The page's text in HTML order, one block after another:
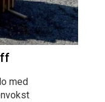
med